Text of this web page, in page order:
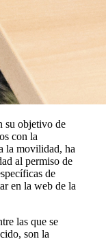
su objetivo de
con la
la movilidad, ha
al permiso de
de
en la web de la
las que se
son la